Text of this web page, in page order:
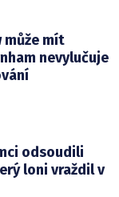
může mít
nevylučuje
odsoudili
loni vraždil v